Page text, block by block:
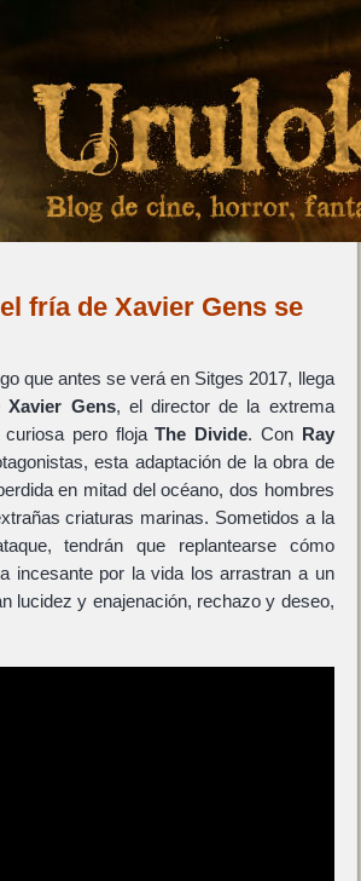
fría de Xavier Gens se
que antes se verá en Sitges 2017, llega
Xavier Gens, el director de la extrema
curiosa pero flojaThe Divide. Con Ray
esta adaptación de la obra de
en mitad del océano, dos hombres
criaturas marinas. Sometidos a la
tendrán que replantearse cómo
incesante por la vida los arrastran a un
lucidez y enajenación, rechazo y deseo,